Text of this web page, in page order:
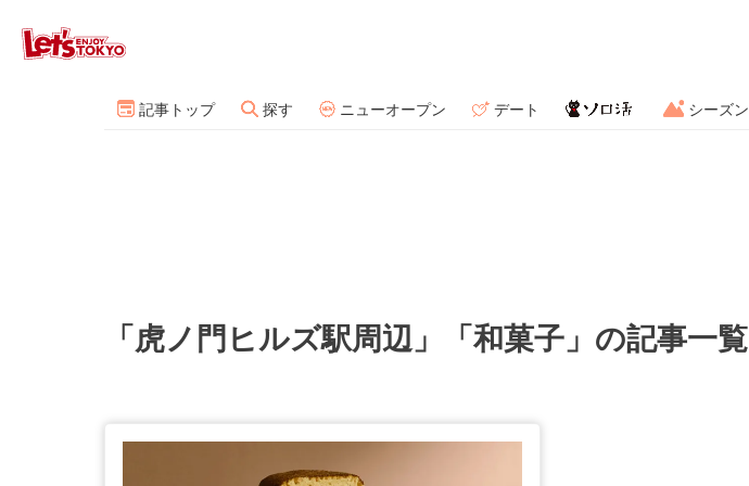
記事トップ 探す ニューオープン デート シーズン
「虎ノ門ヒルズ駅周辺」「和菓子」の記事一覧